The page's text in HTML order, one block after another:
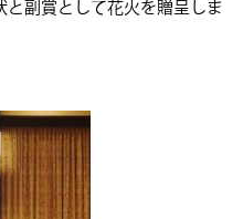
副賞として花火を贈呈しま